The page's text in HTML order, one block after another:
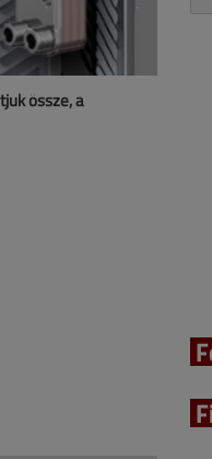
össze, a